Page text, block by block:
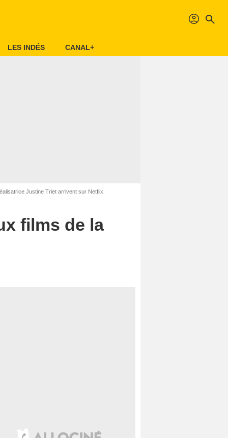
profil search
LES INDÉS CANAL+
Justine Triet arrivent sur Netflix
films de la